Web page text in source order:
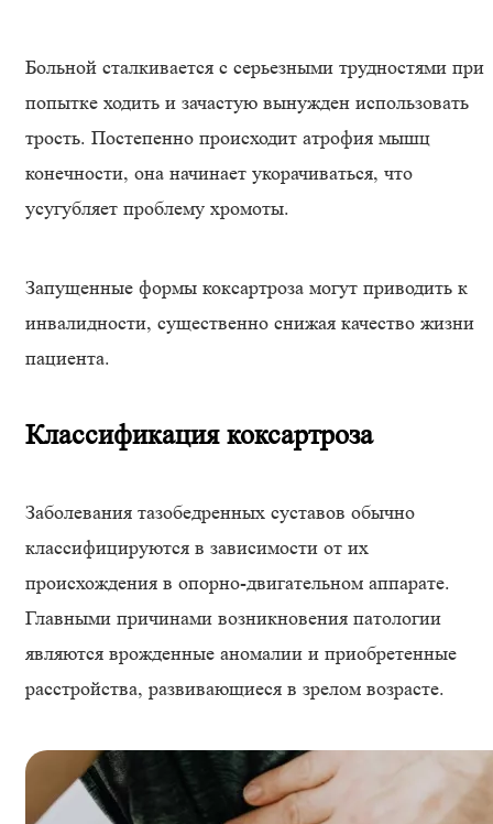
Больной сталкивается с серьезными трудностями при
попытке ходить и зачастую вынужден использовать
трость. Постепенно происходит атрофия мышц
конечности, она начинает укорачиваться, что
усугубляет проблему хромоты.
Запущенные формы коксартроза могут приводить к
инвалидности, существенно снижая качество жизни
пациента.
Классификация коксартроза
Заболевания тазобедренных суставов обычно
классифицируются в зависимости от их
происхождения в опорно-двигательном аппарате.
Главными причинами возникновения патологии
являются врожденные аномалии и приобретенные
расстройства, развивающиеся в зрелом возрасте.